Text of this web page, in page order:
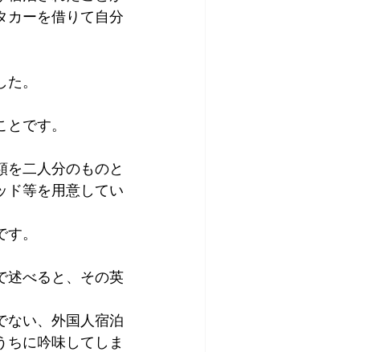
カーを借りて自分
。
です。
二人分のものと
ド等を用意してい
。
述べると、その英
ない、外国人宿泊
に吟味してしま